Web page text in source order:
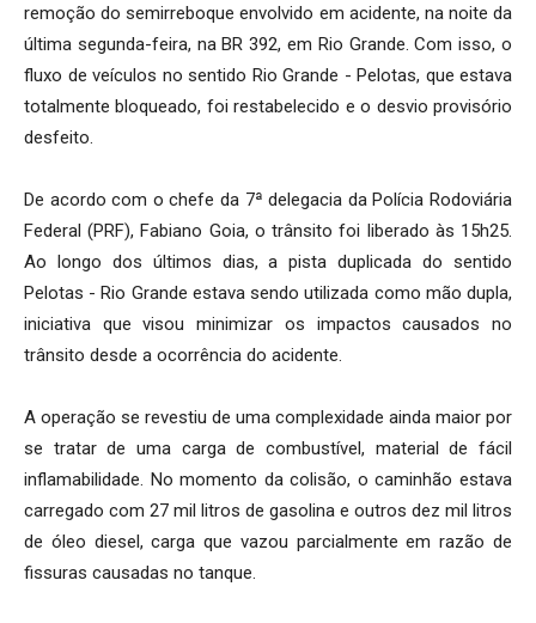
remoção do semirreboque envolvido em acidente, na noite da
última segunda-feira, na BR 392, em Rio Grande. Com isso, o
fluxo de veículos no sentido Rio Grande - Pelotas, que estava
totalmente bloqueado, foi restabelecido e o desvio provisório
desfeito.
De acordo com o chefe da 7ª delegacia da Polícia Rodoviária
Federal (PRF), Fabiano Goia, o trânsito foi liberado às 15h25.
Ao longo dos últimos dias, a pista duplicada do sentido
Pelotas - Rio Grande estava sendo utilizada como mão dupla,
iniciativa que visou minimizar os impactos causados no
trânsito desde a ocorrência do acidente.
A operação se revestiu de uma complexidade ainda maior por
se tratar de uma carga de combustível, material de fácil
inflamabilidade. No momento da colisão, o caminhão estava
carregado com 27 mil litros de gasolina e outros dez mil litros
de óleo diesel, carga que vazou parcialmente em razão de
fissuras causadas no tanque.